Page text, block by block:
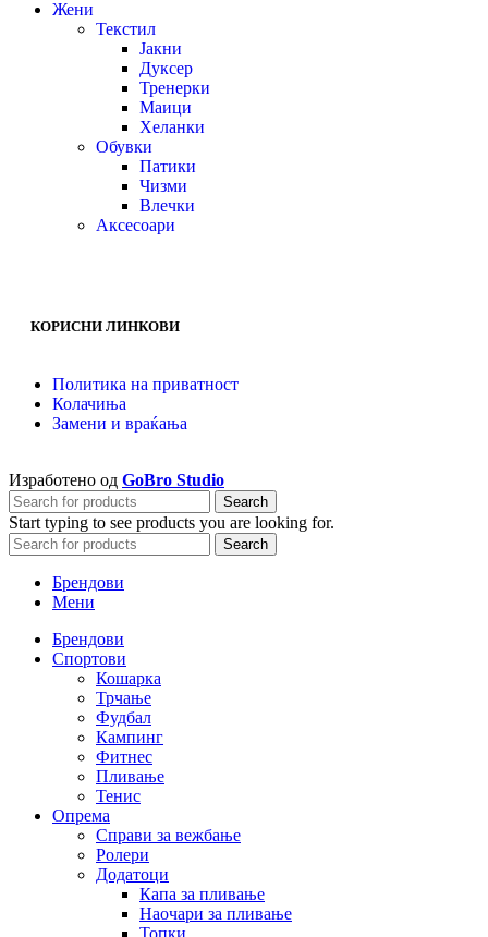
Жени
Текстил
Јакни
Дуксер
Тренерки
Маици
Хеланки
Обувки
Патики
Чизми
Влечки
Аксесоари
КОРИСНИ ЛИНКОВИ
Политика на приватност
Колачиња
Замени и враќања
Изработено од GoBro Studio
Search
Start typing to see products you are looking for.
Search
Брендови
Мени
Брендови
Спортови
Кошарка
Трчање
Фудбал
Кампинг
Фитнес
Пливање
Тенис
Опрема
Справи за вежбање
Ролери
Додатоци
Капа за пливање
Наочари за пливање